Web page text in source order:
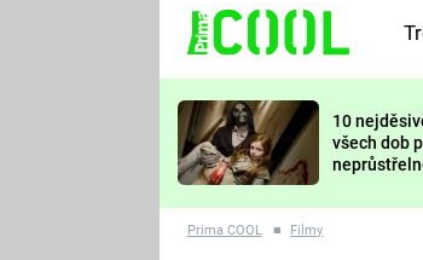
TŘESKU
FUTURAMA
10
všech dob
nejvíc
Prima COOL ■ Filmy